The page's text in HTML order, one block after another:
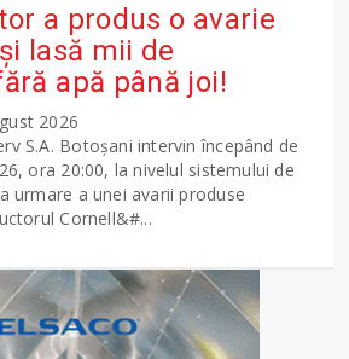
a produs o avarie
lasă mii de
apă până joi!
2026
S.A. Botoșani intervin începând de
ora 20:00, la nivelul sistemului de
urmare a unei avarii produse
Cornell&#...